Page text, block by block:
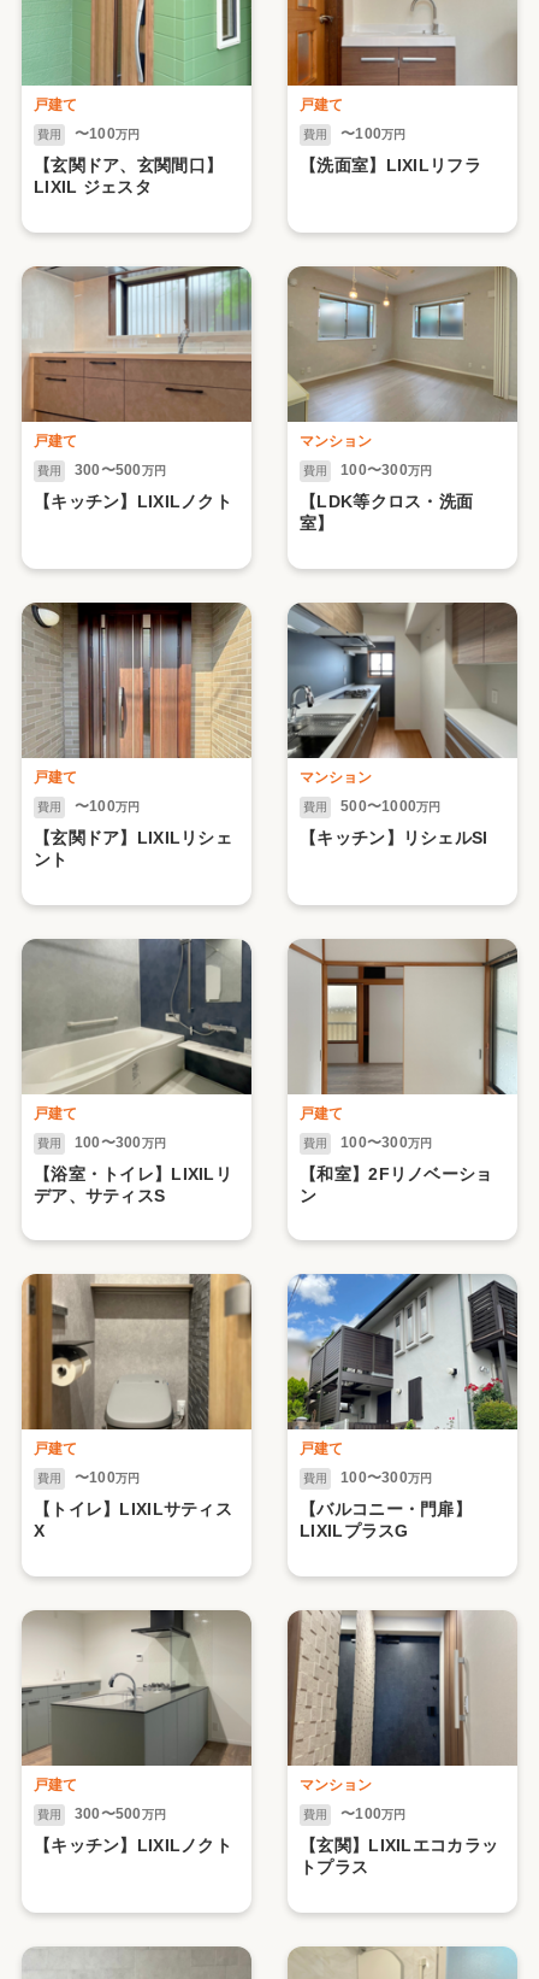
戸建て
費用 〜100万円
【玄関ドア、玄関間口】
LIXIL ジェスタ
戸建て
費用 〜100万円
【洗面室】LIXILリフラ
戸建て
費用 300〜500万円
【キッチン】LIXILノクト
マンション
費用 100〜300万円
【LDK等クロス・洗面
室】
戸建て
費用 〜100万円
【玄関ドア】LIXILリシェ
ント
マンション
費用 500〜1000万円
【キッチン】リシェルSI
戸建て
費用 100〜300万円
【浴室・トイレ】LIXILリ
デア、サティスS
戸建て
費用 100〜300万円
【和室】2Fリノベーショ
ン
戸建て
費用 〜100万円
【トイレ】LIXILサティス
X
戸建て
費用 100〜300万円
【バルコニー・門扉】
LIXILプラスG
戸建て
費用 300〜500万円
【キッチン】LIXILノクト
マンション
費用 〜100万円
【玄関】LIXILエコカラッ
トプラス